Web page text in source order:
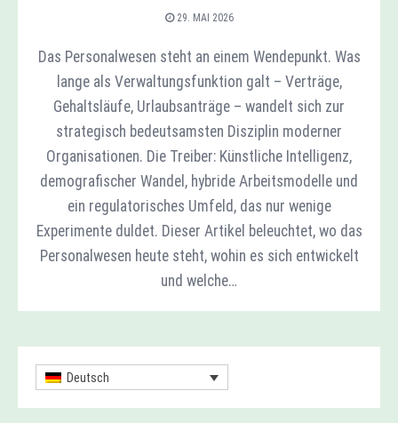
29. MAI 2026
Das Personalwesen steht an einem Wendepunkt. Was
lange als Verwaltungsfunktion galt – Verträge,
Gehaltsläufe, Urlaubsanträge – wandelt sich zur
strategisch bedeutsamsten Disziplin moderner
Organisationen. Die Treiber: Künstliche Intelligenz,
demografischer Wandel, hybride Arbeitsmodelle und
ein regulatorisches Umfeld, das nur wenige
Experimente duldet. Dieser Artikel beleuchtet, wo das
Personalwesen heute steht, wohin es sich entwickelt
und welche…
Deutsch